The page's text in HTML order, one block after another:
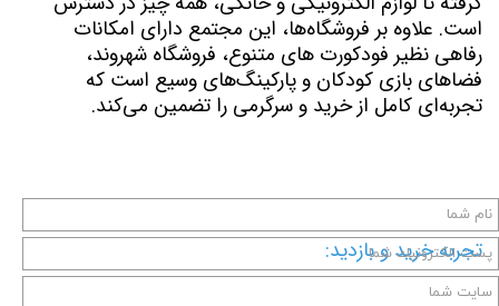
است. علاوه بر فروشگاه‌ها، این مجتمع دارای امکانات
رفاهی نظیر فودکورت‌ های متنوع، فروشگاه شهروند،
فضاهای بازی کودکان و پارکینگ‌های وسیع است که
تجربه‌ای کامل از خرید و سرگرمی را تضمین می‌کند.
تجربه خرید و بازدید: